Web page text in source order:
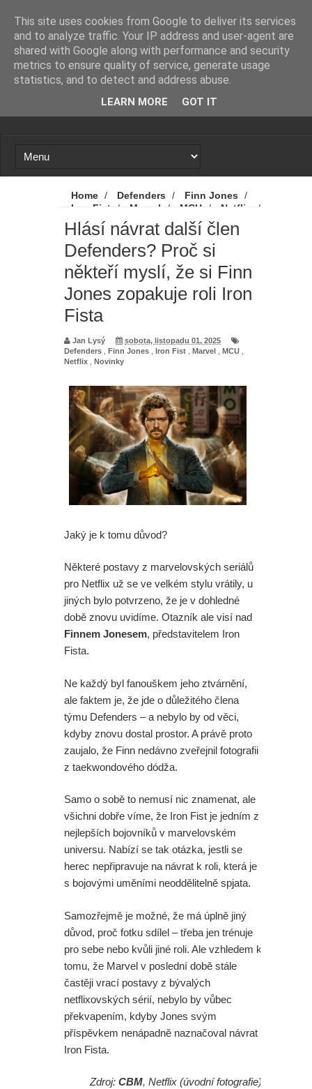
Loading...
Home / Defenders / Finn Jones
/
Iron Fist
/ Marvel / MCU / Netflix
/
Novinky
Hlásí návrat další člen
Defenders? Proč si někteří myslí, že si Finn
Jones zopakuje roli Iron Fista
Hlásí návrat další člen
Defenders? Proč si
někteří myslí, že si Finn
Jones zopakuje roli Iron
Fista
Jan Lysý
sobota, listopadu 01, 2025
Defenders
Finn Jones Iron Fist Marvel MCU
Netflix
Novinky
Jaký je k tomu důvod?
Některé postavy z marvelovských seriálů
pro Netflix už se ve velkém stylu vrátily, u
jiných bylo potvrzeno, že je v dohledné
době znovu uvidíme. Otazník ale visí nad
Finnem Jonesem, představitelem Iron
Fista.
Ne každý byl fanouškem jeho ztvárnění,
ale faktem je, že jde o důležitého člena
týmu Defenders – a nebylo by od věci,
kdyby znovu dostal prostor. A právě proto
zaujalo, že Finn nedávno zveřejnil fotografii
z taekwondového dódža.
Samo o sobě to nemusí nic znamenat, ale
všichni dobře víme, že Iron Fist je jedním z
nejlepších bojovníků v marvelovském
universu. Nabízí se tak otázka, jestli se
herec nepřipravuje na návrat k roli, která je
s bojovými uměními neoddělitelně spjata.
Samozřejmě je možné, že má úplně jiný
důvod, proč fotku sdílel – třeba jen trénuje
pro sebe nebo kvůli jiné roli. Ale vzhledem k
tomu, že Marvel v poslední době stále
častěji vrací postavy z bývalých
netflixovských sérií, nebylo by vůbec
překvapením, kdyby Jones svým
příspěvkem nenápadně naznačoval návrat
Iron Fista.
Zdroj: CBM, Netflix (úvodní fotografie)
This site uses cookies from Google to deliver its services
and to analyze traffic. Your IP address and user-agent are
shared with Google along with performance and security
metrics to ensure quality of service, generate usage
statistics, and to detect and address abuse.
LEARN MORE GOT IT